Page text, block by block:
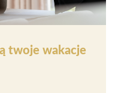
twoje wakacje